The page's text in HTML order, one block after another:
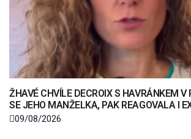
ŽHAVÉ CHVÍLE DECROIX S HAVRÁNKEM
SE JEHO MANŽELKA, PAK REAGOVALA I
09/08/2026